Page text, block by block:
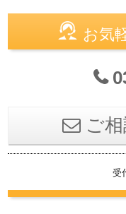
お気
ご
受